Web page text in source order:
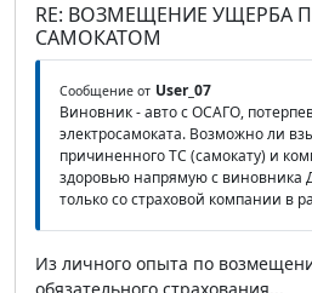
RE: ВОЗМЕЩЕНИЕ УЩЕРБА
САМОКАТОМ
Сообщение от User_07
Виновник - авто с ОСАГО,
электросамоката. Возможно ли
причиненного ТС (самокату) и
здоровью напрямую с виновника
только со страховой компании в
Из личного опыта по